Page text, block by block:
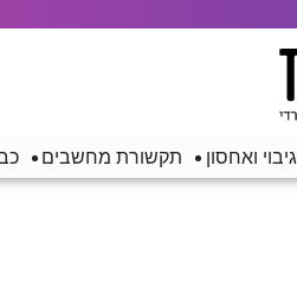
גיבוי ואחסון תקשורת מחשבים